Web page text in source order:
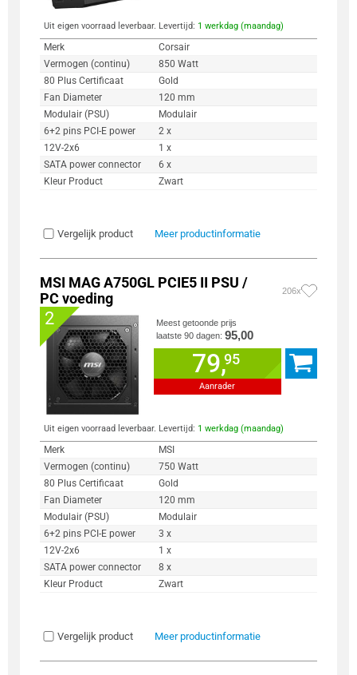
Uit eigen voorraad leverbaar. Levertijd: 1 werkdag (maandag)
Merk
Corsair
Vermogen (continu)
850 Watt
80 Plus Certificaat
Gold
Fan Diameter
120 mm
Modulair (PSU)
Modulair
6+2 pins PCI-E power
2 x
12V-2x6
1 x
SATA power connector
6 x
Kleur Product
Zwart
Vergelijk product Meer productinformatie
MSI MAG A750GL PCIE5 II PSU /
PC voeding
206x
2
Meest getoonde prijs
laatste 90 dagen: 95,00
79,95
Aanrader
Uit eigen voorraad leverbaar. Levertijd: 1 werkdag (maandag)
Merk
MSI
Vermogen (continu)
750 Watt
80 Plus Certificaat
Gold
Fan Diameter
120 mm
Modulair (PSU)
Modulair
6+2 pins PCI-E power
3 x
12V-2x6
1 x
SATA power connector
8 x
Kleur Product
Zwart
Vergelijk product Meer productinformatie